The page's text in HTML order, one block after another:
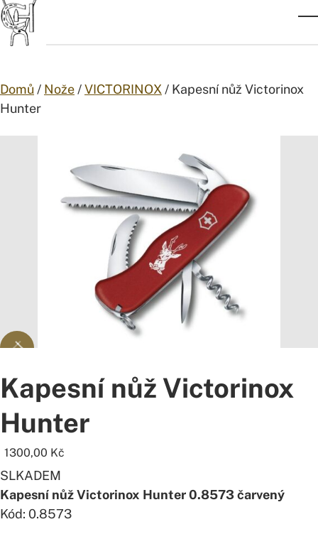
Přejít na obsah
Domů / Nože /VICTORINOX / Kapesní nůž Victorinox
Hunter
Kapesní nůž Victorinox
Hunter
1300,00 Kč
SLKADEM
Kapesní nůž Victorinox Hunter0.8573 čarvený
Kód: 0.8573